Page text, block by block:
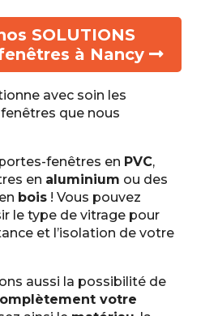
SOLUTIONS
à Nancy
avec soin les
que nous
fenêtres en PVC,
en aluminium ou des
bois! Vous pouvez
le type de vitrage pour
et l’isolation de votre
aussi la possibilité de
votre